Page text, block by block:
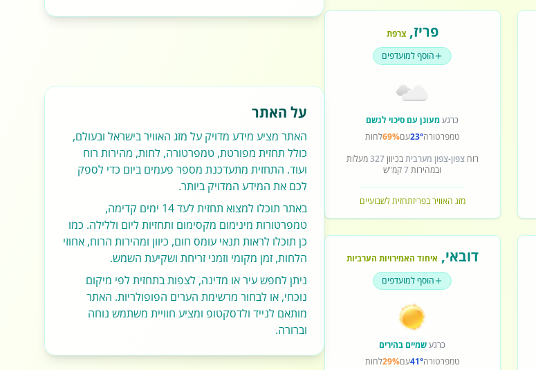
פריז,צרפת
הוסף למועדפים
כרגעמעונן עם סיכוי לגשם
טמפרטורה23°עם69%לחות
רוחצפון-צפון מערביתבכיוון327מעלות
ובמהירות7קמ"ש
מזג האוויר בפריזתחזית לשבועיים
דובאי, איחוד האמירויות הערביות
הוסף למועדפים
כרגעשמיים בהירים
טמפרטורה41°עם29%לחות
על האתר
האתר מציע מידע מדויק על מזג האוויר בישראל ובעולם,
כולל תחזית מפורטת, טמפרטורה, לחות, מהירות רוח
ועוד. התחזית מתעדכנת מספר פעמים ביום כדי לספק
לכם את המידע המדויק ביותר.
באתר תוכלו למצוא תחזית לעד 14 ימים קדימה,
טמפרטורות מינימום מקסימום ותחזיות ליום וללילה. כמו
כן תוכלו לראות תנאי עומס חום, כיוון ומהירות הרוח, אחוזי
הלחות, זמן מקומי וזמני זריחת ושקיעת השמש.
ניתן לחפש עיר או מדינה, לצפות בתחזית לפי מיקום
נוכחי, או לבחור מרשימת הערים הפופולריות. האתר
מותאם לנייד ולדסקטופ ומציע חוויית משתמש נוחה
וברורה.